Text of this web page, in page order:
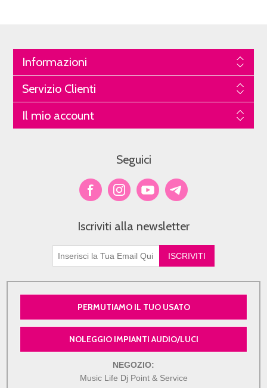
Informazioni
Servizio Clienti
Il mio account
Seguici
Iscriviti alla newsletter
PERMUTIAMO IL TUO USATO
NOLEGGIO IMPIANTI AUDIO/LUCI
NEGOZIO:
Music Life Dj Point & Service